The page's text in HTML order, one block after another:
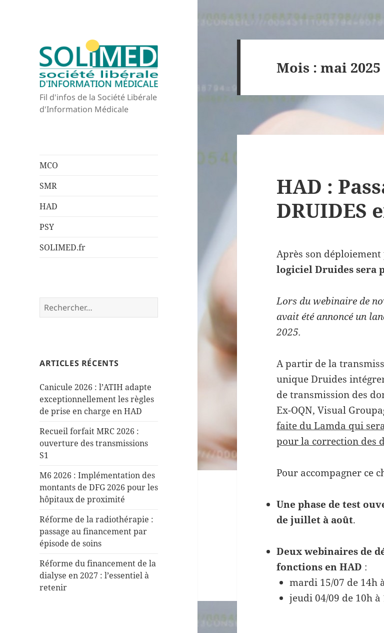
Fil d'infos de la Société Libérale
d'Information Médicale
MCO
SMR
HAD
PSY
SOLIMED.fr
Rechercher :
ARTICLES RÉCENTS
Canicule 2026 : l’ATIH adapte
exceptionnellement les règles
de prise en charge en HAD
Recueil forfait MRC 2026 :
ouverture des transmissions
S1
M6 2026 : Implémentation des
montants de DFG 2026 pour les
hôpitaux de proximité
Réforme de la radiothérapie :
passage au financement par
épisode de soins
Réforme du financement de la
dialyse en 2027 : l’essentiel à
retenir
Mois :mai 2025
HAD :
DRUIDES
Après son
logiciel Druides sera
Lors du webinaire de
avait été annoncé un
2025.
A partir de la
unique Druides
de transmission des
Ex-OQN, Visual
faite du Lamda qui
pour la correction des
Pour accompagner ce
Une phase de test
de juillet à août.
Deux webinaires de
fonctions en HAD :
mardi 15/07 de 14h
jeudi 04/09 de 10h à